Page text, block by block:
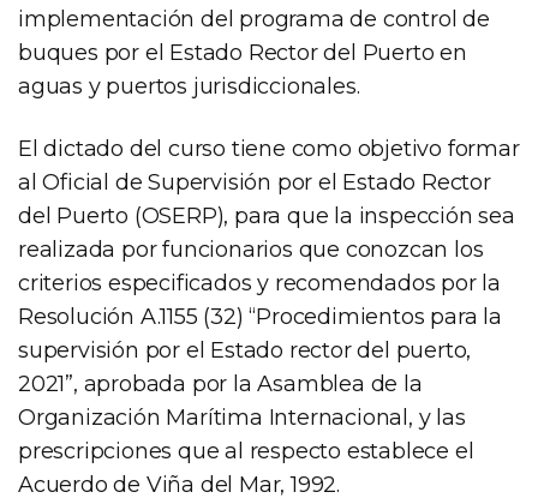
implementación del programa de control de
buques por el Estado Rector del Puerto en
aguas y puertos jurisdiccionales.
El dictado del curso tiene como objetivo formar
al Oficial de Supervisión por el Estado Rector
del Puerto (OSERP), para que la inspección sea
realizada por funcionarios que conozcan los
criterios especificados y recomendados por la
Resolución A.1155 (32) “Procedimientos para la
supervisión por el Estado rector del puerto,
2021”, aprobada por la Asamblea de la
Organización Marítima Internacional, y las
prescripciones que al respecto establece el
Acuerdo de Viña del Mar, 1992.